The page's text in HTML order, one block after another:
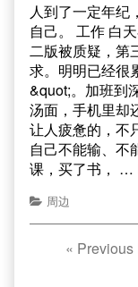
人到了一定年纪
自己。 工作 白
二版被质疑，第
求。明明已经很
&quot;。加班到
汤面，手机里却
让人疲惫的，不
自己不能输、不
课，买了书， …
周边
« Previous